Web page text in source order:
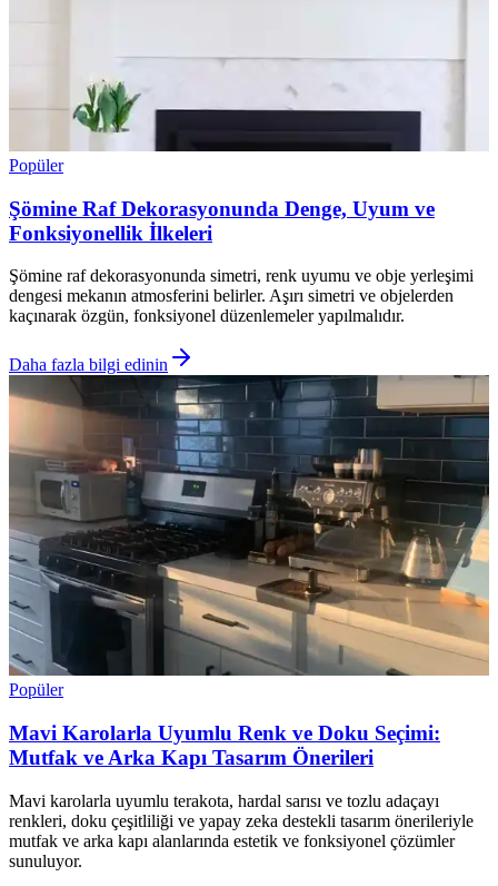
Popüler
Şömine Raf Dekorasyonunda Denge, Uyum ve
Fonksiyonellik İlkeleri
Şömine raf dekorasyonunda simetri, renk uyumu ve obje yerleşimi
dengesi mekanın atmosferini belirler. Aşırı simetri ve objelerden
kaçınarak özgün, fonksiyonel düzenlemeler yapılmalıdır.
Daha fazla bilgi edinin
Popüler
Mavi Karolarla Uyumlu Renk ve Doku Seçimi:
Mutfak ve Arka Kapı Tasarım Önerileri
Mavi karolarla uyumlu terakota, hardal sarısı ve tozlu adaçayı
renkleri, doku çeşitliliği ve yapay zeka destekli tasarım önerileriyle
mutfak ve arka kapı alanlarında estetik ve fonksiyonel çözümler
sunuluyor.